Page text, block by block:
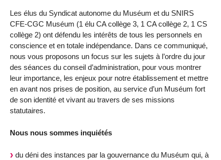
Les élus du Syndicat autonome du Muséum et du SNIRS
CFE-CGC Muséum (1 élu CA collège 3, 1 CA collège 2, 1 CS
collège 2) ont défendu les intérêts de tous les personnels en
conscience et en totale indépendance. Dans ce communiqué,
nous vous proposons un focus sur les sujets à l’ordre du jour
des séances du conseil d’administration, pour vous montrer
leur importance, les enjeux pour notre établissement et mettre
en avant nos prises de position, au service d’un Muséum fort
de son identité et vivant au travers de ses missions
statutaires.
Nous nous sommes inquiétés
du déni des instances par la gouvernance du Muséum qui, à